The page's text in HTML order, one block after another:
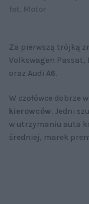
Za pierwszą trójką
Volkswagen Passat,
oraz Audi A6.
W czołówce dobrze
kierowców. Jedni
w utrzymaniu auta
średniej, marek